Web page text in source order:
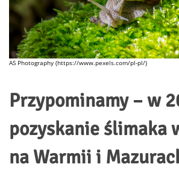
AS Photography (https://www.pexels.com/pl-pl/)
Przypominamy – w
pozyskanie ślimaka
na Warmii i